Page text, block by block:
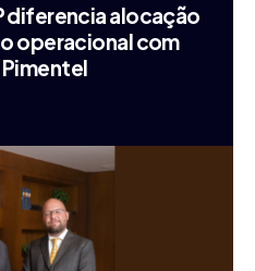
diferencia alocação
operacional com